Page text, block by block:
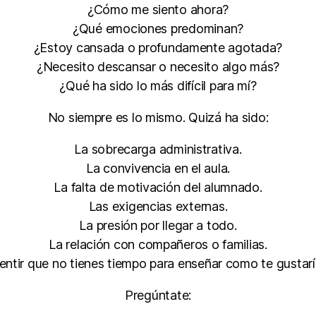
¿Cómo me siento ahora?
¿Qué emociones predominan?
¿Estoy cansada o profundamente agotada?
¿Necesito descansar o necesito algo más?
¿Qué ha sido lo más difícil para mí?
No siempre es lo mismo. Quizá ha sido:
La sobrecarga administrativa.
La convivencia en el aula.
La falta de motivación del alumnado.
Las exigencias externas.
La presión por llegar a todo.
La relación con compañeros o familias.
que no tienes tiempo para enseñar como te
Pregúntate: